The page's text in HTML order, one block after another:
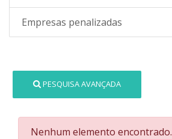
Empresas penalizadas
PESQUISA AVANÇADA
Nenhum elemento encontrado.